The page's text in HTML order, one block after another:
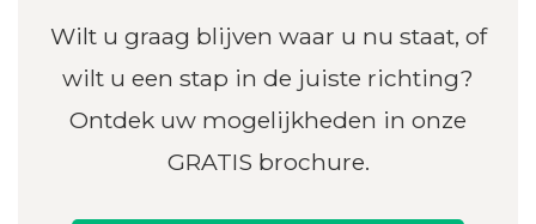
Wilt u graag blijven waar u nu staat, of
wilt u een stap in de juiste richting?
Ontdek uw mogelijkheden in onze
GRATIS brochure.